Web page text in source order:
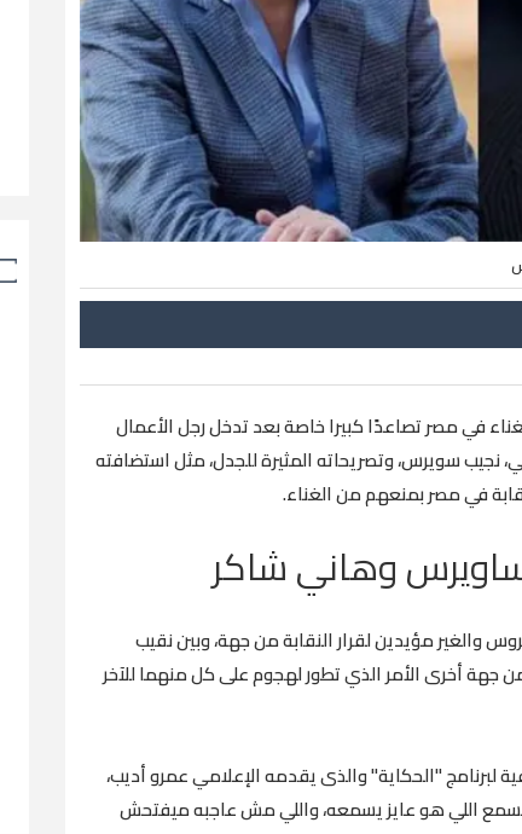
في مصر تصاعدًا كبيرا خاصة بعد تدخل رجل الأعمال
سويرس، وتصريحاته المثيرة للجدل، مثل استضافته
في مصر بمنعهم من الغناء.
ساويرس وهاني شاكر
والغير مؤيدين لقرار النقابة من جهة، وبين نقيب
جهة أخرى الأمر الذي تطور لهجوم على كل منهما للآخر
"الحكاية" والذى يقدمه الإعلامي عمرو أديب،
اللي هو عايز يسمعه، واللي مش عاجبه ميفتحش